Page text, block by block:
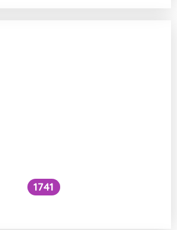
1741